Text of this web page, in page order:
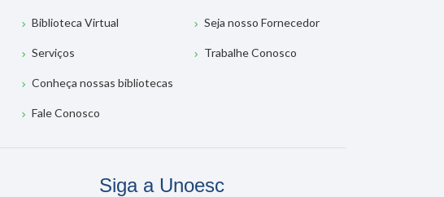
Biblioteca Virtual
Serviços
Conheça nossas bibliotecas
Fale Conosco
Seja nosso Fornecedor
Trabalhe Conosco
Siga a Unoesc